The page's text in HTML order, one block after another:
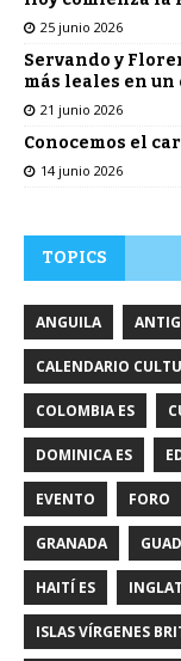
25 junio 2026
Servando y
más leales en
21 junio 2026
Conocemos el
14 junio 2026
TOPICS
ANGUILA
CALENDARIO
COLOMBIA ES
DOMINICA ES
EVENTO FORO
GRANADA
HAITÍ ES
ISLAS VÍRGENES